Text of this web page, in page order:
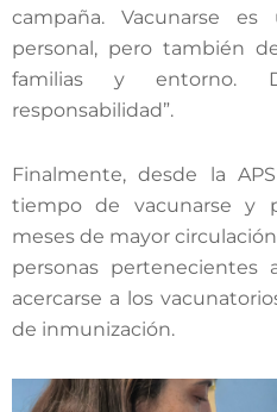
campaña. Vacunarse
personal, pero también
familias y entorno.
responsabilidad”.
Finalmente, desde la
tiempo de vacunarse y
meses de mayor
personas
acercarse a los
de inmunización.